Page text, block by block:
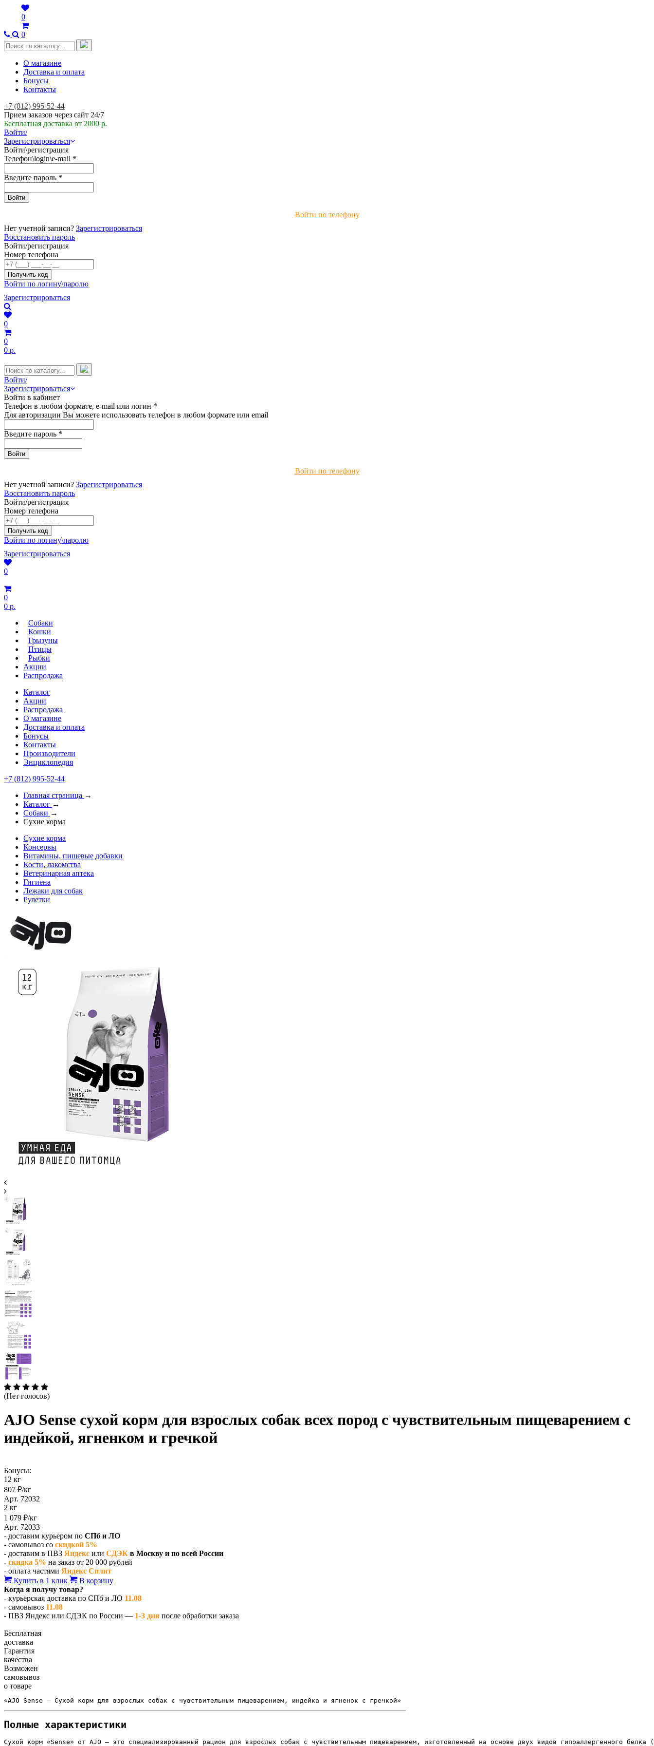
0
0
О магазине
Доставка и оплата
Бонусы
Контакты
+7 (812) 995-52-44
Прием заказов через сайт 24/7
Бесплатная доставка от 2000 р.
Войти/
Зарегистрироваться
Войти\регистрация
Телефон\login\e-mail *
Введите пароль *
Войти по телефону
Нет учетной записи? Зарегистрироваться
Восстановить пароль
Войти/регистрация
Номер телефона
Войти по логину\паролю
Зарегистрироваться
0
0
0 р.
Войти/
Зарегистрироваться
Войти в кабинет
Телефон в любом формате, e-mail или логин *
Для авторизации Вы можете использовать телефон в любом формате или email
Введите пароль *
Войти по телефону
Нет учетной записи? Зарегистрироваться
Восстановить пароль
Войти/регистрация
Номер телефона
Войти по логину\паролю
Зарегистрироваться
0
0
0 р.
Собаки
Кошки
Грызуны
Птицы
Рыбки
Акции
Распродажа
Каталог
Акции
Распродажа
О магазине
Доставка и оплата
Бонусы
Контакты
Производители
Энциклопедия
+7 (812) 995-52-44
Главная страница →
Каталог →
Собаки →
Сухие корма
Сухие корма
Консервы
Витамины, пищевые добавки
Кости, лакомства
Ветеринарная аптека
Гигиена
Лежаки для собак
Рулетки
(Нет голосов)
AJO Sense сухой корм для взрослых собак всех пород с чувствительным пищеварением с
индейкой, ягненком и гречкой
Бонусы:
12 кг
807 ₽/кг
Арт. 72032
2 кг
1 079 ₽/кг
Арт. 72033
- доставим курьером по СПб и ЛО
- самовывоз со скидкой 5%
- доставим в ПВЗ Яндекс или СДЭК в Москву и по всей России
- скидка 5% на заказ от 20 000 рублей
- оплата частями Яндекс Сплит
Купить в 1 клик
В корзину
Когда я получу товар?
- курьерская доставка по СПб и ЛО 11.08
- самовывоз 11.08
- ПВЗ Яндекс или СДЭК по России — 1-3 дня после обработки заказа
Бесплатная
доставка
Гарантия
качества
Возможен
самовывоз
о товаре
«AJO Sense — Сухой корм для взрослых собак с чувствительным пищеварением, индейка и ягненок с гречкой»
Полные характеристики
Сухой корм «Sense» от AJO — это специализированный рацион для взрослых собак с чувствительным пищеварением, изготовленный на основе двух видов гипоаллергенного